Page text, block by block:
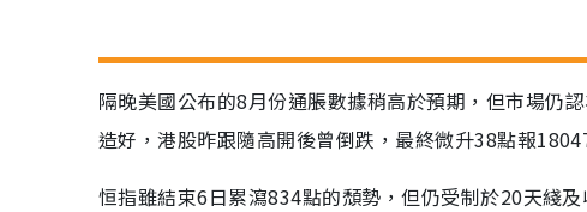
隔晚美國公布的8月份通脹數據稍高於預期，但市場仍
造好，港股昨跟隨高開後曾倒跌，最終微升38點報
恒指雖結束6日累瀉834點的頹勢，但仍受制於20天綫